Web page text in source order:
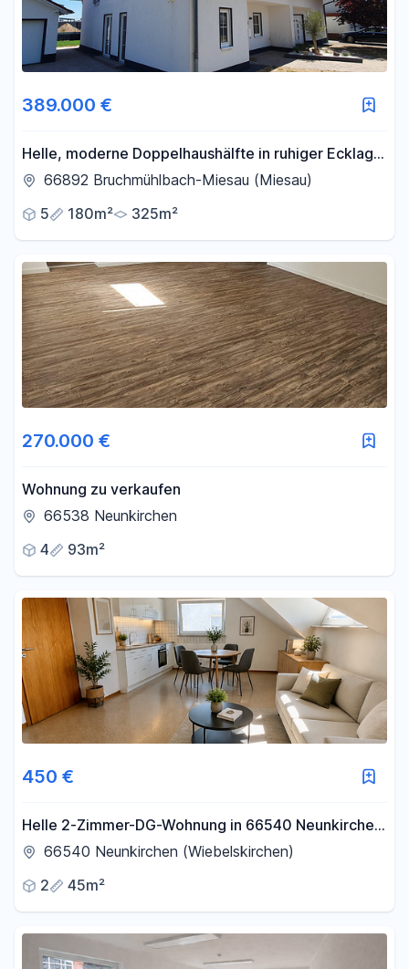
389.000 €
Helle, moderne Doppelhaushälfte in ruhiger Ecklage
– sofort bezugsfertig!
66892 Bruchmühlbach-Miesau (Miesau)
5
180m² 325m²
270.000 €
Wohnung zu verkaufen
66538 Neunkirchen
4
93m²
450 €
Helle 2-Zimmer-DG-Wohnung in 66540 Neunkirchen
– Perfekt für Berufstätige
66540 Neunkirchen (Wiebelskirchen)
2
45m²